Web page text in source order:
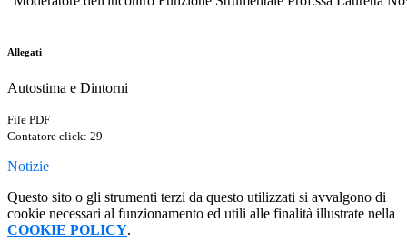
Allegati
Autostima e Dintorni
File PDF
Contatore click: 29
Notizie
Questo sito o gli strumenti terzi da questo utilizzati si avvalgono di
cookie necessari al funzionamento ed utili alle finalità illustrate nella
COOKIE POLICY.